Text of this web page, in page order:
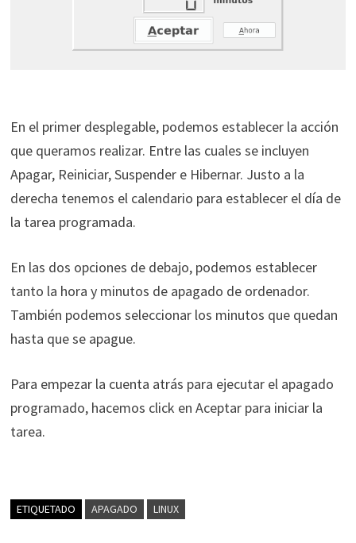
En el primer desplegable, podemos establecer la acción
que queramos realizar. Entre las cuales se incluyen
Apagar, Reiniciar, Suspender e Hibernar. Justo a la
derecha tenemos el calendario para establecer el día de
la tarea programada.
En las dos opciones de debajo, podemos establecer
tanto la hora y minutos de apagado de ordenador.
También podemos seleccionar los minutos que quedan
hasta que se apague.
Para empezar la cuenta atrás para ejecutar el apagado
programado, hacemos click en Aceptar para iniciar la
tarea.
ETIQUETADO APAGADO LINUX